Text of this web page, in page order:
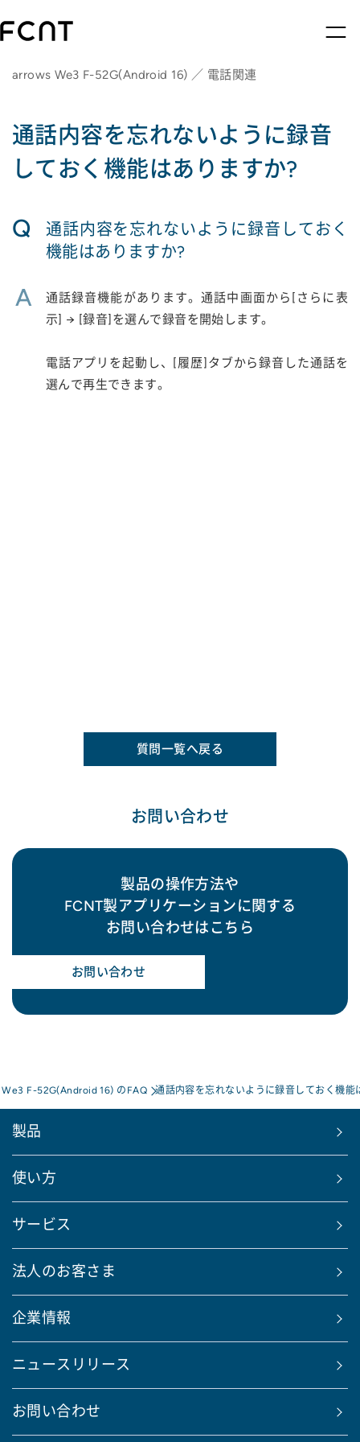
arrows We3 F-52G(Android 16) ／ 電話関連
通話内容を忘れないように録音
しておく機能はありますか?
Q
通話内容を忘れないように録音しておく
機能はありますか?
A
通話録音機能があります。通話中画面から[さらに表
示] → [録音]を選んで録音を開始します。
電話アプリを起動し、[履歴]タブから録音した通話を
選んで再生できます。
質問一覧へ戻る
お問い合わせ
製品の操作方法や
FCNT製アプリケーションに関する
お問い合わせはこちら
お問い合わせ
F-52G(Android 16) のFAQ 通話内容を忘れないように録音しておく機能
製品
使い方
サービス
法人のお客さま
企業情報
ニュースリリース
お問い合わせ